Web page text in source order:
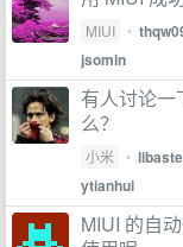
MIUI •
jsomin
有人讨论一
么？
小米 •
ytianhui
MIUI 的自